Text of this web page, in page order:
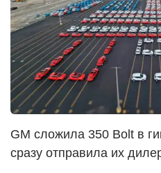
GM сложила 350 Bolt в
сразу отправила их